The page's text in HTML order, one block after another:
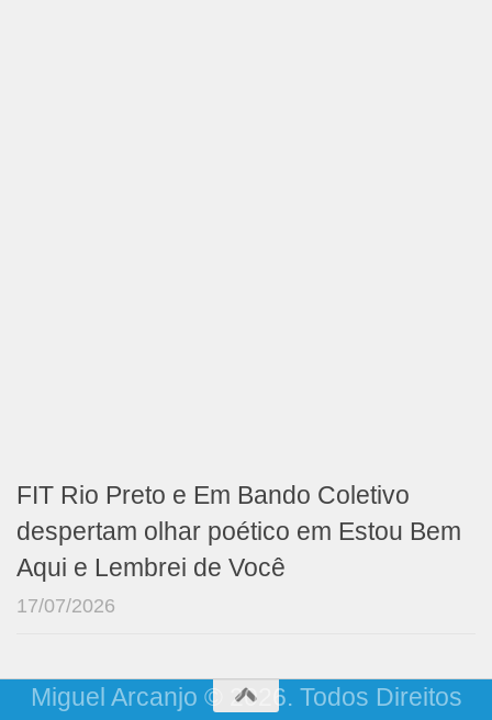
FIT Rio Preto e Em Bando Coletivo
despertam olhar poético em Estou Bem
Aqui e Lembrei de Você
17/07/2026
Miguel Arcanjo © 2026. Todos Direitos